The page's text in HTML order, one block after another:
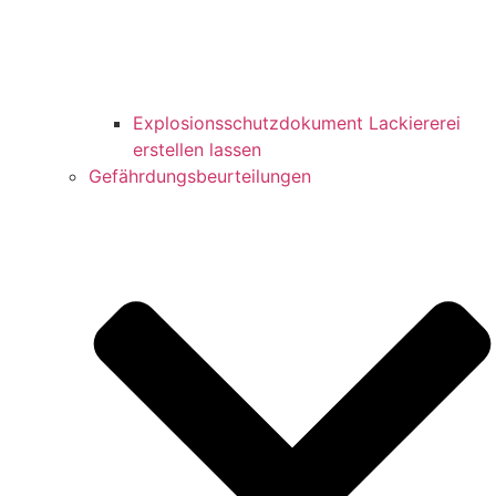
Explosionsschutzdokument Lackiererei
erstellen lassen
Gefährdungsbeurteilungen